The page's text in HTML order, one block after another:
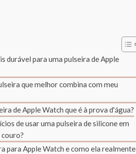
durável para uma pulseira de Apple
que melhor combina com meu
de Apple Watch que é à prova d'água?
de usar uma pulseira de silicone em
para Apple Watch e como ela realmente